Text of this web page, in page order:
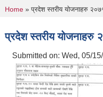
You are here
Home » प्रदेश स्तरीय योजनाहरु
प्रदेश स्तरीय योजनाहरु
Submitted on: Wed, 05/